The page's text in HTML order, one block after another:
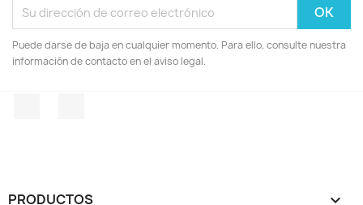
Puede darse de baja en cualquier momento. Para ello, consulte nuestra
información de contacto en el aviso legal.
PRODUCTOS 